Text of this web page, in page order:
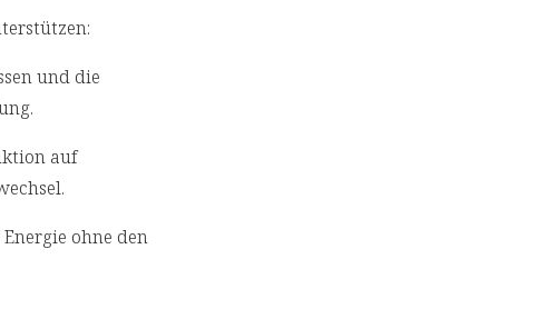
und die
auf
ohne den